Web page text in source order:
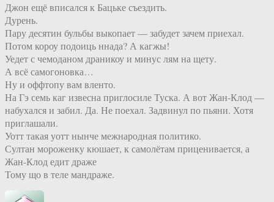
Джон ещё вписался к Бацьке съездить.
Дурень.
Пару десятин бульбы выкопает — забудет зачем приехал.
Потом короу подоиць ннада? А кагжы!
Уедет с чемоданом драникоу и минус лям на щету.
А всё самогоновка…
Ну и оффтопу вам вленто.
На Гэ семь каг извесна приглосиле Туска. А вот Жан-Клод —
набухался и забил. Да. Не поехал. Задвинул по пьяни. Хотя
приглашали.
Уотт такая уотт нынче межнародная политико.
Султан мороженку кюшает, к самолётам приценивается, а
Жан-Клод едит драже
Тому що в теле мандраже.